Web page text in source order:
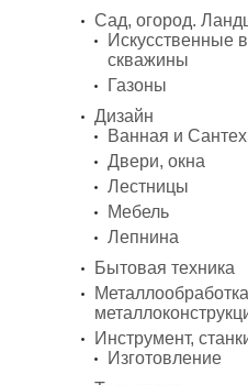
Сад, огород.
Искусственные
скважины
Газоны
Дизайн
Ванная и
Двери, окна
Лестницы
Мебель
Лепнина
Бытовая техника
Инструмент,
Изготовление